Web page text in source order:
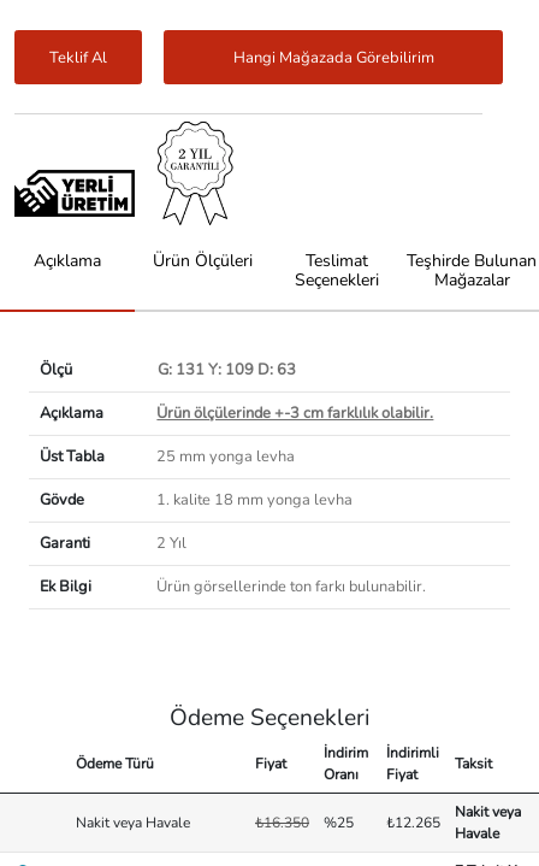
Teklif Al Hangi Mağazada Görebilirim
Açıklama Ürün Ölçüleri
Teslimat
Seçenekleri
Teşhirde Bulunan
Mağazalar
Ölçü
G: 131 Y: 109 D: 63
Açıklama
Ürün ölçülerinde +-3 cm farklılık olabilir.
Üst Tabla
25 mm yonga levha
Gövde
1. kalite 18 mm yonga levha
Garanti
2 Yıl
Ek Bilgi
Ürün görsellerinde ton farkı bulunabilir.
Ödeme Seçenekleri
Ödeme Türü Fiyat
İndirim
Oranı
İndirimli
Fiyat
Taksit
Nakit veya Havale ₺16.350 %25 ₺12.265
Nakit veya
Havale